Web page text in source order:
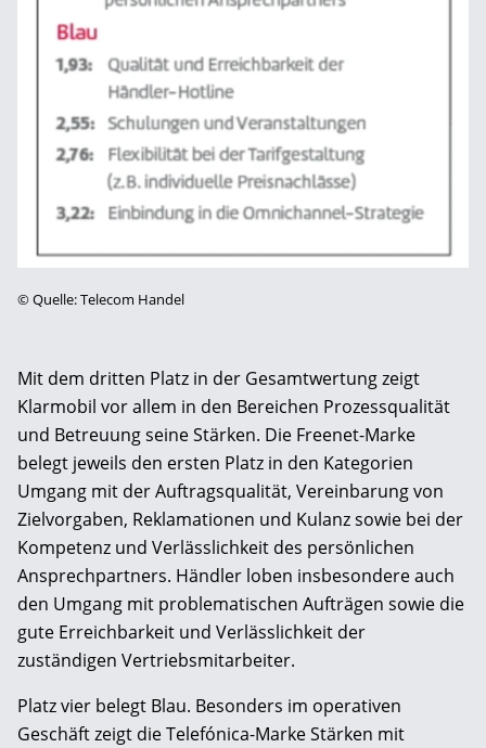
©Quelle: Telecom Handel
Mit dem dritten Platz in der Gesamtwertung zeigt
Klarmobil vor allem in den Bereichen Prozessqualität
und Betreuung seine Stärken. Die Freenet-Marke
belegt jeweils den ersten Platz in den Kategorien
Umgang mit der Auftragsqualität, Vereinbarung von
Zielvorgaben, Reklamationen und Kulanz sowie bei der
Kompetenz und Verlässlichkeit des persönlichen
Ansprechpartners. Händler loben insbesondere auch
den Umgang mit problematischen Aufträgen sowie die
gute Erreichbarkeit und Verlässlichkeit der
zuständigen Vertriebsmitarbeiter.
Platz vier belegt Blau. Besonders im operativen
Geschäft zeigt die Telefónica-Marke Stärken mit